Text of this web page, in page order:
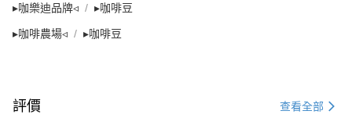
▸咖樂迪品牌◃ ▸咖啡豆
▸咖啡農場◃ ▸咖啡豆
評價 查看全部